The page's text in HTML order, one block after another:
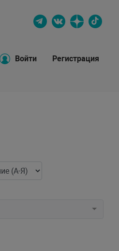
Войти Регистрация